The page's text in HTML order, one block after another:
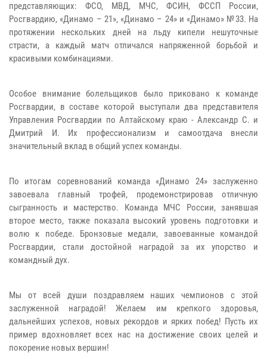
представляющих: ФСО, МВД, МЧС, ФСИН, ФССП России,
Росгвардию, «Динамо – 21», «Динамо – 24» и «Динамо» №33. На
протяжении нескольких дней на льду кипели нешуточные
страсти, а каждый матч отличался напряженной борьбой и
красивыми комбинациями.
Особое внимание болельщиков было приковано к команде
Росгвардии, в составе которой выступали два представителя
Управления Росгвардии по Алтайскому краю - Александр С. и
Дмитрий И. Их профессионализм и самоотдача внесли
значительный вклад в общий успех команды.
По итогам соревнований команда «Динамо 24» заслуженно
завоевала главный трофей, продемонстрировав отличную
сыгранность и мастерство. Команда МЧС России, занявшая
второе место, также показала высокий уровень подготовки и
волю к победе. Бронзовые медали, завоеванные командой
Росгвардии, стали достойной наградой за их упорство и
командный дух.
Мы от всей души поздравляем наших чемпионов с этой
заслуженной наградой! Желаем им крепкого здоровья,
дальнейших успехов, новых рекордов и ярких побед! Пусть их
пример вдохновляет всех нас на достижение своих целей и
покорение новых вершин!